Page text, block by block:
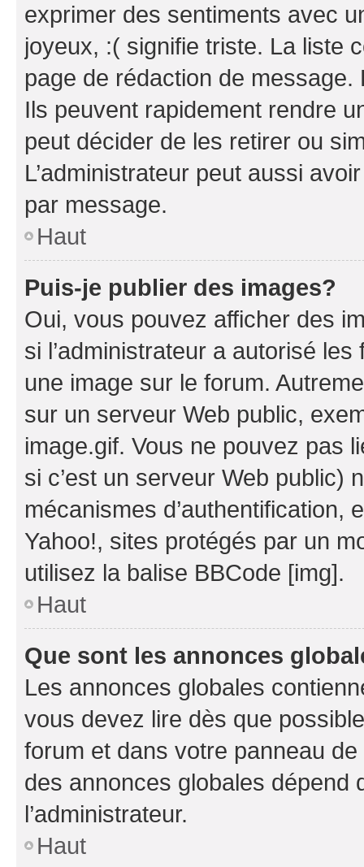
exprimer des sentiments avec
joyeux, :( signifie triste. La liste
page de rédaction de
Ils peuvent rapidement rendre
peut décider de les retirer ou
L’administrateur peut aussi
par message.
Haut
Puis-je publier des images?
Oui, vous pouvez afficher des
si l’administrateur a autorisé
une image sur le forum.
sur un serveur Web public,
image.gif. Vous ne pouvez pas
si c’est un serveur Web public)
mécanismes d’authentification,
Yahoo!, sites protégés par un
utilisez la balise BBCode [img].
Haut
Que sont les annonces
Les annonces globales
vous devez lire dès que
forum et dans votre panneau
des annonces globales dépend
l’administrateur.
Haut